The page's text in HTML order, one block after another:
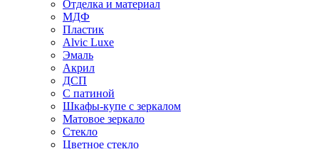
Отделка и материал
МДФ
Пластик
Alvic Luxe
Эмаль
Акрил
ДСП
С патиной
Шкафы-купе с зеркалом
Матовое зеркало
Стекло
Цветное стекло